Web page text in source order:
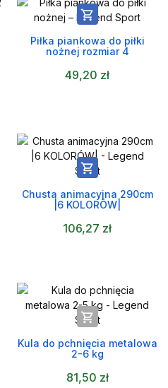

Piłka piankowa do piłki
nożnej rozmiar 4
49,20 zł

Chusta animacyjna 290cm
|6 KOLORÓW|
106,27 zł

Kula do pchnięcia metalowa
2-6 kg
81,50 zł